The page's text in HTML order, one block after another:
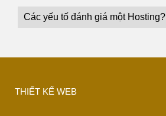
Các yếu tố đánh giá một Hosting?
THIẾT KẾ WEB